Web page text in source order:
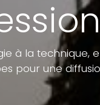
à la
pour une